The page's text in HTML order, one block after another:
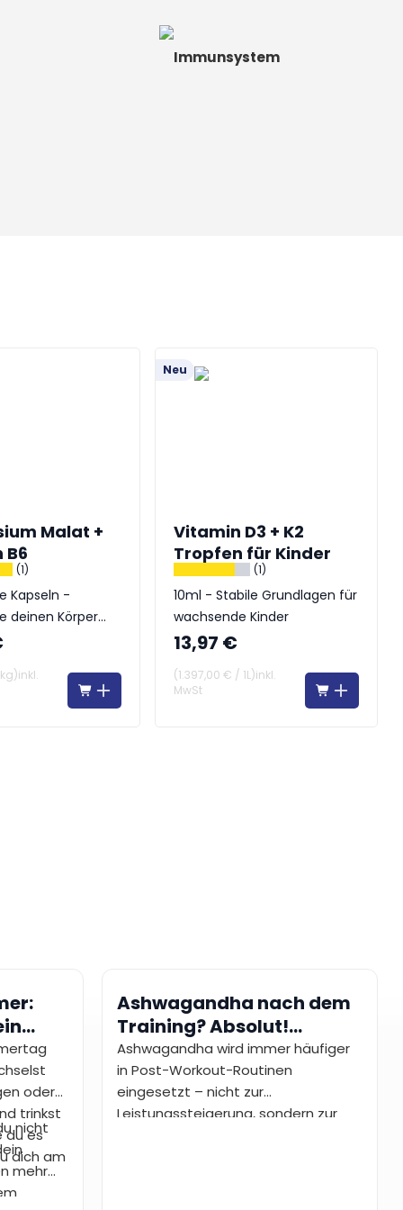
Immunsystem
Malat +
(1)
Kapseln -
deinen Körper
)inkl.
Neu
Vitamin D3 + K2
Tropfen für Kinder
(1)
10ml - Stabile Grundlagen für
wachsende Kinder
13,97 €
(1.397,00 € / 1L)inkl.
MwSt
oder
trinkst
du es
dich am
nicht
mehr
Ashwagandha nach dem
Training? Absolut!
Fitness-Insider schwören
darauf!
Ashwagandha wird immer häufiger
in Post-Workout-Routinen
eingesetzt – nicht zur
Leistungssteigerung, sondern zur